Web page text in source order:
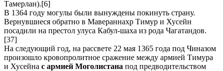
Тамерлан).[6]
В 1364 году могулы были вынуждены покинуть страну.
Вернувшиеся обратно в Мавераннахр Тимур и Хусейн
посадили на престол улуса Кабул-шаха из рода Чагатандов.
[37]
На следующий год, на рассвете 22 мая 1365 года под Чиназом
произошло кровопролитное сражение между армией Тимура
и Хусейна с армией Моголистана под предводительством